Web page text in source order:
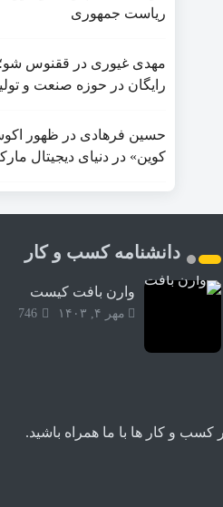
ریاست جمهوری
مهدی غیوری در ققنوس
رایگان در حوزه صنعت و
حسین فرهادی در ظهور
کوین» در دنیای دیجیتال
دانشنامه کسب و کار
وارن بافت کیست
مهر ۴, ۱۴۰۳ 746
و کار ها با ما همراه باشید.